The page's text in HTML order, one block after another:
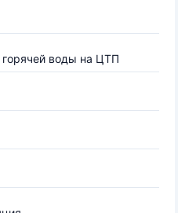
горячей воды на ЦТП